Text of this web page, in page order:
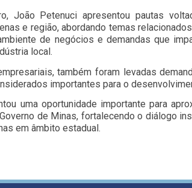
João Petenuci apresentou pautas
e região, abordando temas
de negócios e demandas que
local.
também foram levadas
importantes para o
uma oportunidade importante para
de Minas, fortalecendo o diálogo
em âmbito estadual.